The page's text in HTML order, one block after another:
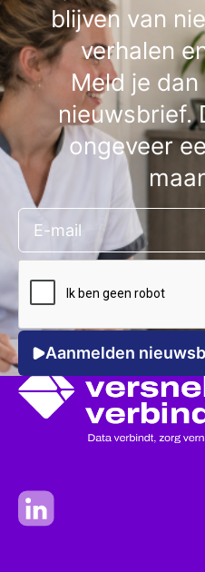
blijven van
verhalen
Meld je
nieuwsbrief.
ongeveer
Aanmelden